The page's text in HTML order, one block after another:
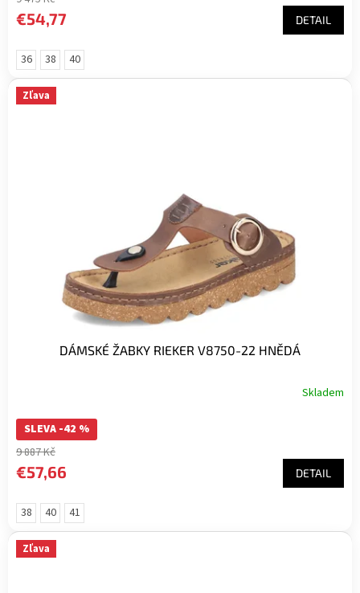
€54,77 DETAIL
36 38 40
Zľava
DÁMSKÉ ŽABKY RIEKER V8750-22 HNĚDÁ
Skladem
SLEVA -42 %
9 887 Kč
€57,66 DETAIL
38 40 41
Zľava